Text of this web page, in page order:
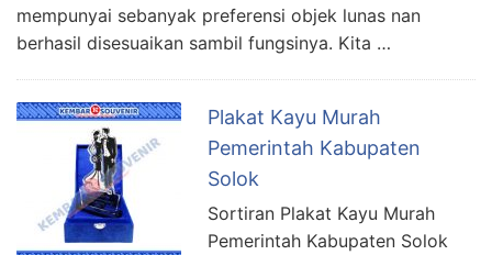
mempunyai sebanyak preferensi objek lunas nan
berhasil disesuaikan sambil fungsinya. Kita …
Plakat Kayu Murah
Pemerintah Kabupaten
Solok
Sortiran Plakat Kayu Murah
Pemerintah Kabupaten Solok